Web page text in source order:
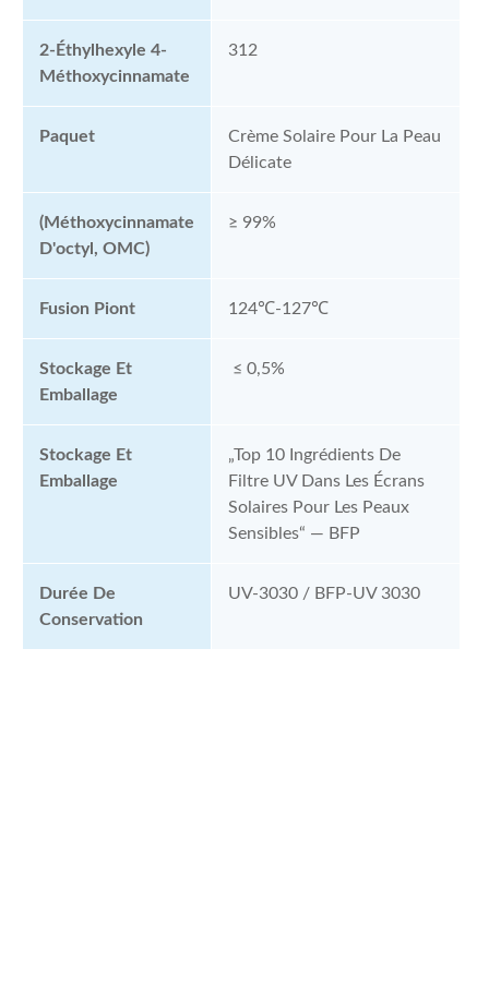
2-Éthylhexyle 4-
Méthoxycinnamate
312
Paquet
Crème Solaire Pour La Peau
Délicate
(Méthoxycinnamate
D'octyl, OMC)
≥ 99%
Fusion Piont 124℃-127℃
Stockage Et
Emballage
≤ 0,5%
Stockage Et
Emballage
„Top 10 Ingrédients De
Filtre UV Dans Les Écrans
Solaires Pour Les Peaux
Sensibles“ — BFP
Durée De
Conservation
UV-3030 / BFP-UV 3030